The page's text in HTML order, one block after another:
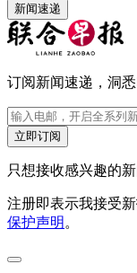
新闻速递
订阅新闻速递，洞悉
立即订阅
只想接收感兴趣的
注册即表示我接受
保护声明 。